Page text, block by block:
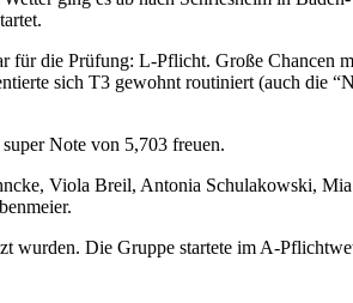
für die Prüfung: L-Pflicht. Große Chancen
sich T3 gewohnt routiniert (auch die
Note von 5,703 freuen.
Viola Breil, Antonia Schulakowski,
wurden. Die Gruppe startete im A-